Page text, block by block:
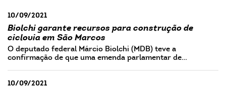
10/09/2021
Biolchi garante recursos para construção de
ciclovia em São Marcos
O deputado federal Márcio Biolchi (MDB) teve a
confirmação de que uma emenda parlamentar de…
10/09/2021